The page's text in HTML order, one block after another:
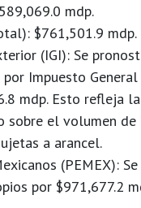
mdp.
$761,501.9 mdp.
(IGI): Se
por Impuesto
mdp. Esto refleja
sobre el volumen de
a arancel.
(PEMEX):
por $971,677.2